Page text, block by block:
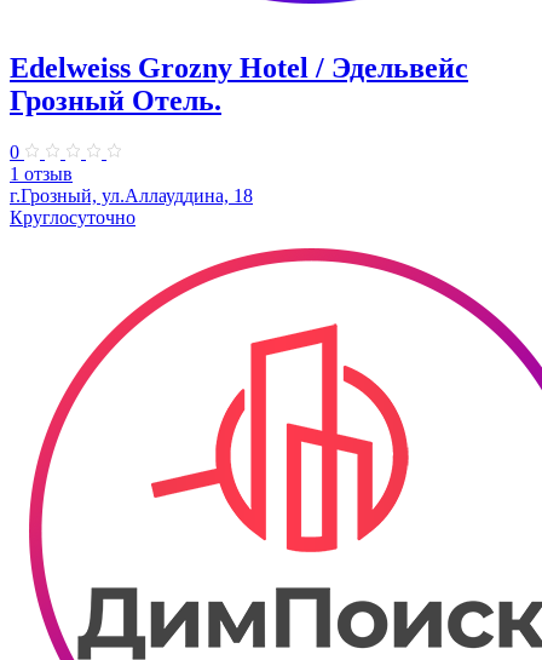
Edelweiss Grozny Hotel / Эдельвейс
Грозный Отель.
0
1 отзыв
г.Грозный, ул.Аллауддина, 18
Круглосуточно